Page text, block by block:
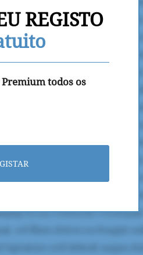
REGISTO
todos os